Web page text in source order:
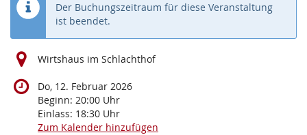
Der Buchungszeitraum für diese Veranstaltung
ist beendet.
Wirtshaus im Schlachthof
Do, 12. Februar 2026
Beginn: 20:00 Uhr
Einlass: 18:30 Uhr
Zum Kalender hinzufügen